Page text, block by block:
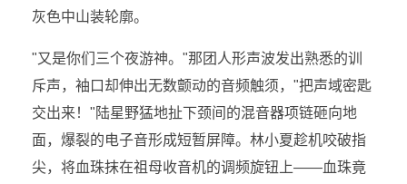
灰色中山装轮廓。
"又是你们三个夜游神。"那团人形声波发出熟悉的训
斥声，袖口却伸出无数颤动的音频触须，"把声域密匙
交出来！"陆星野猛地扯下颈间的混音器项链砸向地
面，爆裂的电子音形成短暂屏障。林小夏趁机咬破指
尖，将血珠抹在祖母收音机的调频旋钮上——血珠竟